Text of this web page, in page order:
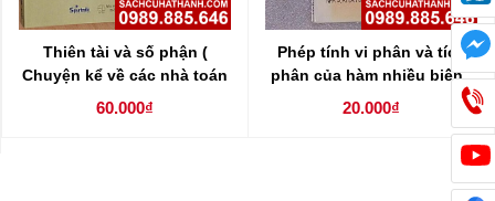
Thiên tài và số phận (
Chuyện kể về các nhà toán
học )
60.000₫
Phép tính vi phân và tích
phân của hàm nhiều biến ,
chuỗi số và chuỗi hàm
20.000₫